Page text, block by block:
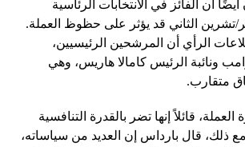
أن الفائز في الانتخابات الرئاسية
تشرين الثاني قد يؤثر على حظوظ العملة.
الرأي أن المرشحين الرئيسيين،
ونائبة الرئيس كامالا هاريس، وهي
متقارب.
قائلاً إنها تضر بالقدرة التنافسية
ذلك، قال بارداس إن العديد من سياساته،